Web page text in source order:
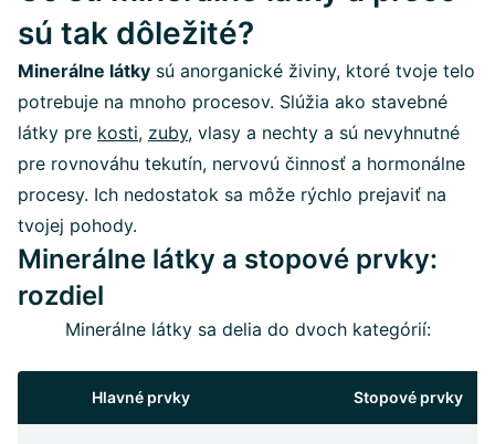
sú tak dôležité?
Minerálne látky sú anorganické živiny, ktoré tvoje telo
potrebuje na mnoho procesov. Slúžia ako stavebné
látky pre kosti, zuby, vlasy a nechty a sú nevyhnutné
pre rovnováhu tekutín, nervovú činnosť a hormonálne
procesy. Ich nedostatok sa môže rýchlo prejaviť na
tvojej pohody.
Minerálne látky a stopové prvky:
rozdiel
Minerálne látky sa delia do dvoch kategórií:
Hlavné prvky Stopové prvky